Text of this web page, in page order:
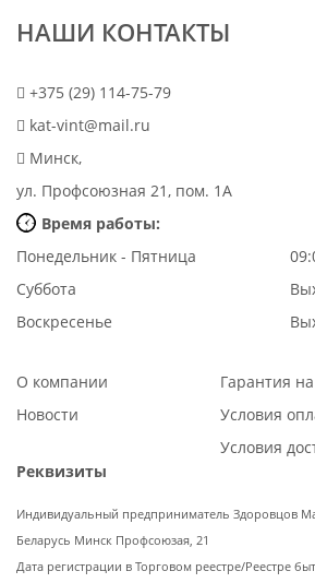
НАШИ КОНТАКТЫ
+375 (29) 114-75-79
kat-vint@mail.ru
Минск,
ул. Профсоюзная 21, пом. 1А
Время работы:
Понедельник - Пятница
Суббота
Воскресенье
О компании
Новости
Гарантия
Условия
Условия
Реквизиты
Индивидуальный предприниматель Здоровцов
Беларусь Минск Профсоюзая, 21
Дата регистрации в Торговом реестре/Реестре